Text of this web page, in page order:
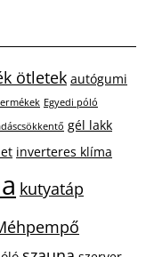
ötletek autógumi
Egyedi póló
gél lakk
inverteres klíma
kutyatáp